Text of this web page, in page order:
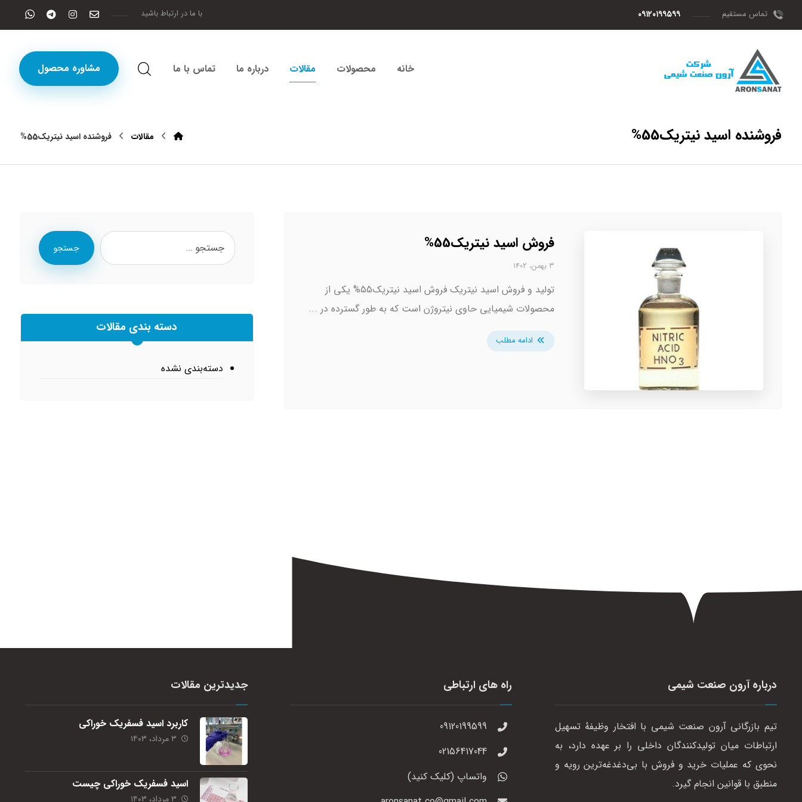
تماس مستقیم ۰۹۱۲۰۱۹۹۵۹۹ با ما در ارتباط باشید
مشاوره محصول خانه محصولات مقالات درباره ما تماس با ما
فروشنده اسید نیتریک55% مقالات فروشنده اسید نیتریک55%
فروش اسید نیتریک55%
۳ بهمن، ۱۴۰۲
تولید و فروش اسید نیتریک فروش اسید نیتریک55% یکی از
محصولات شیمیایی حاوی نیتروژن است که به طور گسترده در ...
ادامه مطلب
جستجو
دسته بندی مقالات
دسته‌بندی نشده
درباره آرون صنعت شیمی
تیم بازرگانی آرون صنعت شیمی با افتخار وظیفهٔ تسهیل
ارتباطات میان تولیدکنندگان داخلی را بر عهده دارد، به
نحوی که عملیات خرید و فروش با بی‌دغدغه‌ترین رویه و
منطبق با قوانین انجام گیرد.
راه های ارتباطی
09120199599
02156417044
واتساپ (کلیک کنید)
جدیدترین مقالات
کاربرد اسید فسفریک خوراکی
۳ مرداد، ۱۴۰۳
اسید فسفریک خوراکی چیست
۳ مرداد، ۱۴۰۳